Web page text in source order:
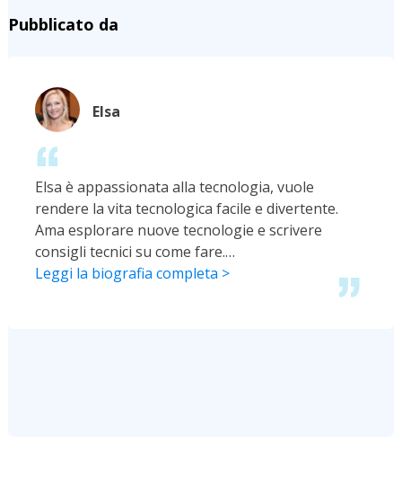
Pubblicato da
Elsa
Elsa è appassionata alla tecnologia, vuole
rendere la vita tecnologica facile e divertente.
Ama esplorare nuove tecnologie e scrivere
consigli tecnici su come fare.…
Leggi la biografia completa >